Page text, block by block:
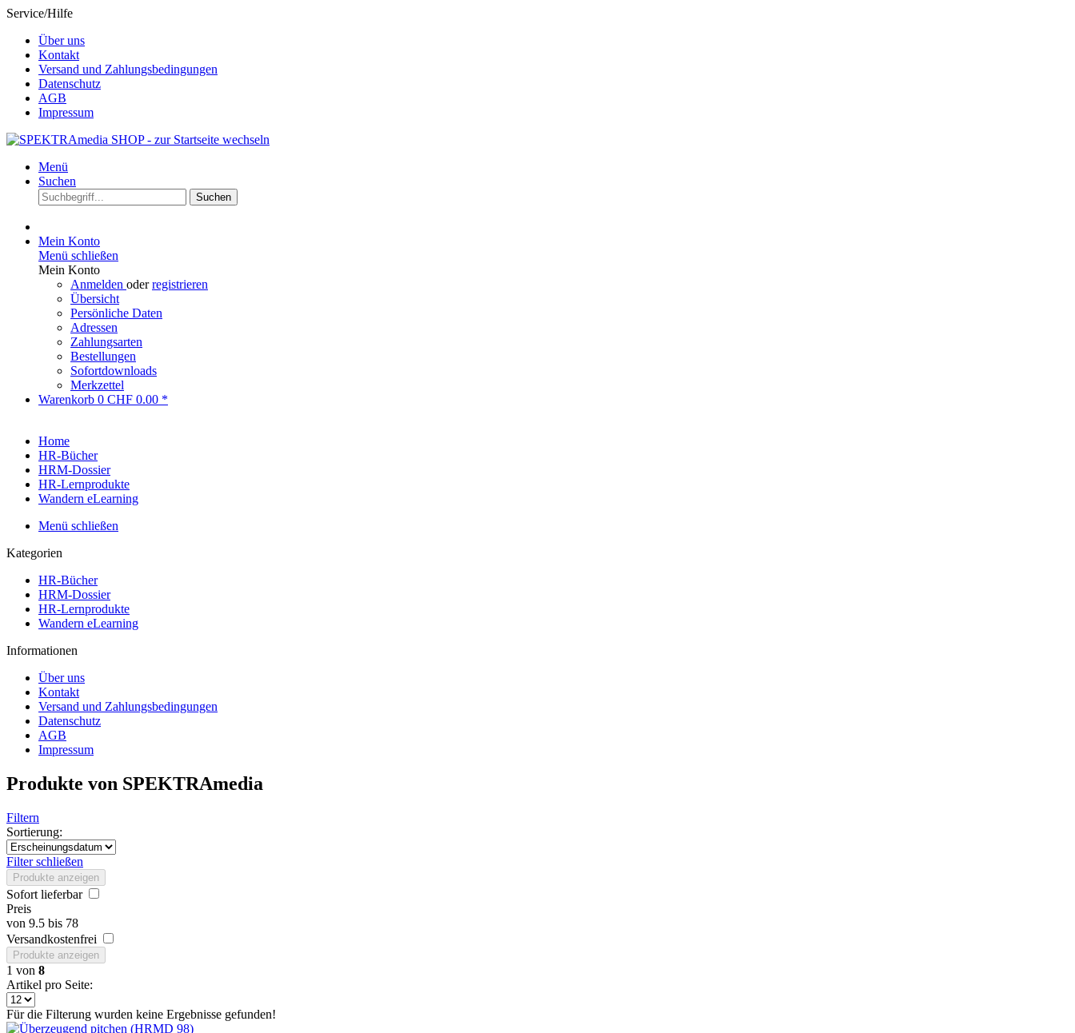
Service/Hilfe
Über uns
Kontakt
Versand und Zahlungsbedingungen
Datenschutz
AGB
Impressum
Menü
Suchen
Suchen
Mein Konto
Menü schließen
Mein Konto
Anmelden oderregistrieren
Übersicht
Persönliche Daten
Adressen
Zahlungsarten
Bestellungen
Sofortdownloads
Merkzettel
Warenkorb 0 CHF 0.00 *
Home
HR-Bücher
HRM-Dossier
HR-Lernprodukte
Wandern eLearning
Menü schließen
Kategorien
HR-Bücher
HRM-Dossier
HR-Lernprodukte
Wandern eLearning
Informationen
Über uns
Kontakt
Versand und Zahlungsbedingungen
Datenschutz
AGB
Impressum
Produkte von SPEKTRAmedia
Filtern
Sortierung:
Filter schließen
Produkte anzeigen
Sofort lieferbar
Preis
von 9.5 bis 78
Versandkostenfrei
Produkte anzeigen
1 von 8
Artikel pro Seite:
Für die Filterung wurden keine Ergebnisse gefunden!